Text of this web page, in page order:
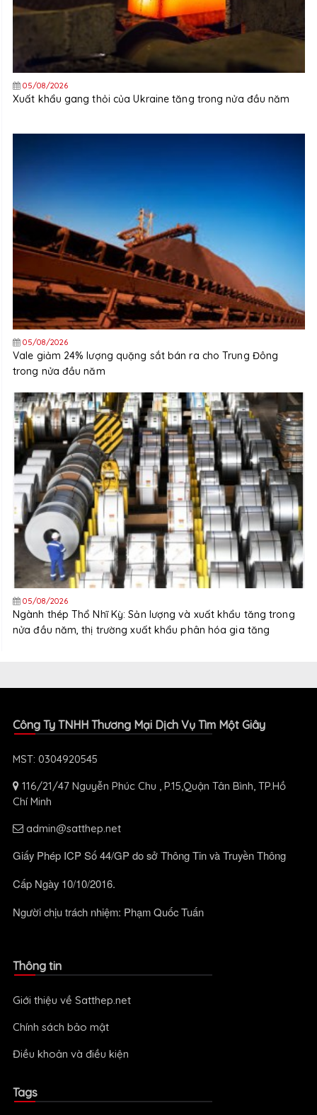
05/08/2026
Xuất khẩu gang thỏi của Ukraine tăng trong nửa đầu năm
05/08/2026
Vale giảm 24% lượng quặng sắt bán ra cho Trung Đông
trong nửa đầu năm
05/08/2026
Ngành thép Thổ Nhĩ Kỳ: Sản lượng và xuất khẩu tăng trong
nửa đầu năm, thị trường xuất khẩu phân hóa gia tăng
Công Ty TNHH Thương Mại Dịch Vụ Tìm Một Giây
MST: 0304920545
116/21/47 Nguyễn Phúc Chu , P.15,Quận Tân Bình, TP.Hồ
Chí Minh
admin@satthep.net
Giấy Phép ICP Số 44/GP do sở Thông Tin và Truyền Thông
Cấp Ngày 10/10/2016.
Người chịu trách nhiệm: Phạm Quốc Tuấn
Thông tin
Giới thiệu về Satthep.net
Chính sách bảo mật
Điều khoản và điều kiện
Tags